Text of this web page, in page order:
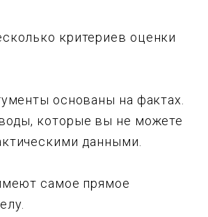
критериев оценки
основаны на фактах.
которые вы не можете
данными.
самое прямое